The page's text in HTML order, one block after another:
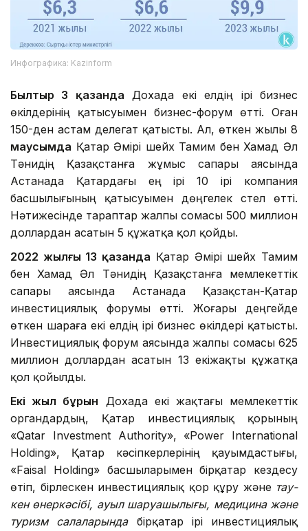
Инфографика: Kazinform
Былтыр 3 қазанда Дохада екі елдің ірі бизнес
өкілдерінің қатысуымен бизнес-форум өтті. Оған
150-ден астам делегат қатысты. Ал, өткен жылы 8
маусымда Қатар Әмірі шейх Тамим бен Хамад Әл
Тәнидің Қазақстанға жұмыс сапары аясында
Астанада Қатардағы ең ірі 10 ірі компания
басшылығының қатысуымен дөңгелек үстел өтті.
Нәтижесінде тараптар жалпы сомасы 500 миллион
доллардан асатын 5 құжатқа қол қойды.
2022 жылғы 13 қазанда Қатар Әмірі шейх Тамим
бен Хамад Әл Тәнидің Қазақстанға мемлекеттік
сапары аясында Астанада Қазақстан-Қатар
инвестициялық форумы өтті. Жоғары деңгейде
өткен шараға екі елдің ірі бизнес өкілдері қатысты.
Инвестициялық форум аясында жалпы сомасы 625
миллион доллардан асатын 13 екіжақты құжатқа
қол қойылды.
Екі жыл бұрын Дохада екі жақтағы мемлекеттік
органдардың, Қатар инвестициялық қорының
«Qatar Investment Authority», «Power International
Holding», Қатар кәсіпкерлерінің қауымдастығы,
«Faisal Holding» басшыларымен бірқатар кездесу
өтіп, бірлескен инвестициялық қор құру және тау-
кен өнеркәсібі, ауыл шаруашылығы, медицина және
туризм салаларындабірқатар ірі инвестициялық